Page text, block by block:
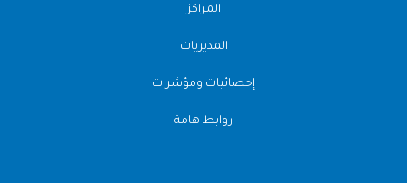
المراكز
المديريات
إحصائيات ومؤشرات
روابط هامة